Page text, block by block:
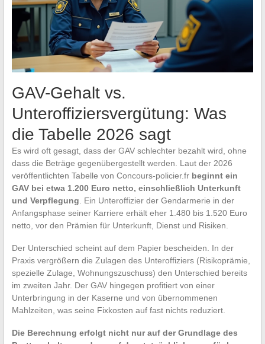
GAV-Gehalt vs.
Unteroffiziersvergütung: Was
die Tabelle 2026 sagt
Es wird oft gesagt, dass der GAV schlechter bezahlt wird, ohne
dass die Beträge gegenübergestellt werden. Laut der 2026
veröffentlichten Tabelle von Concours-policier.fr beginnt ein
GAV bei etwa 1.200 Euro netto, einschließlich Unterkunft
und Verpflegung . Ein Unteroffizier der Gendarmerie in der
Anfangsphase seiner Karriere erhält eher 1.480 bis 1.520 Euro
netto, vor den Prämien für Unterkunft, Dienst und Risiken.
Der Unterschied scheint auf dem Papier bescheiden. In der
Praxis vergrößern die Zulagen des Unteroffiziers (Risikoprämie,
spezielle Zulage, Wohnungszuschuss) den Unterschied bereits
im zweiten Jahr. Der GAV hingegen profitiert von einer
Unterbringung in der Kaserne und von übernommenen
Mahlzeiten, was seine Fixkosten auf fast nichts reduziert.
Die Berechnung erfolgt nicht nur auf der Grundlage des